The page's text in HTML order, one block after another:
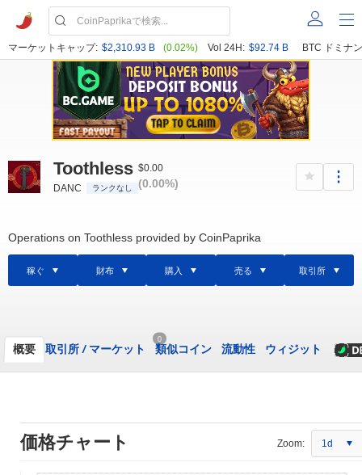
マーケットキャップ: $2,310.93 B (0.02%) Vol 24H: $92.74 B BTC ドミナ
Toothless
DANC ランクなし
$0.00
(0.00%)
Operations on Toothless provided by CoinPaprika
稼ぐ 財布 購入 売る 取引所
概要 取引所 /マーケット
0
類似コイン 流動性 ウィジット
価格チャート Zoom: 1d